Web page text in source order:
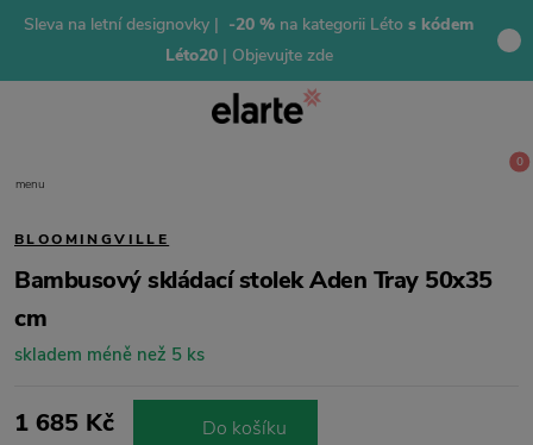
Sleva na letní designovky | -20 % na kategorii Léto s kódem
Léto20 | Objevujte zde
menu
0
BLOOMINGVILLE
Bambusový skládací stolek Aden Tray 50x35
cm
skladem méně než 5 ks
1 685 Kč Do košíku